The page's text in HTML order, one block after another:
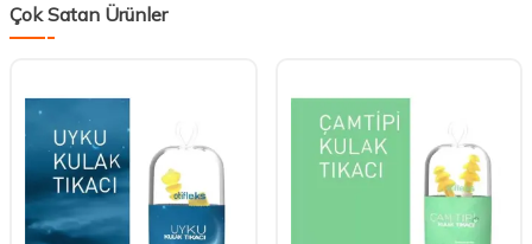
Çok Satan Ürünler